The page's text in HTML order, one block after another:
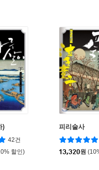
)
42건
할인)
피리술사
13,320원